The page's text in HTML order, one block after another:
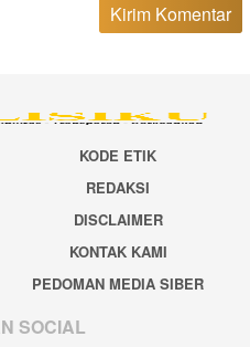
KODE ETIK
REDAKSI
DISCLAIMER
KONTAK KAMI
PEDOMAN MEDIA SIBER
SOCIAL